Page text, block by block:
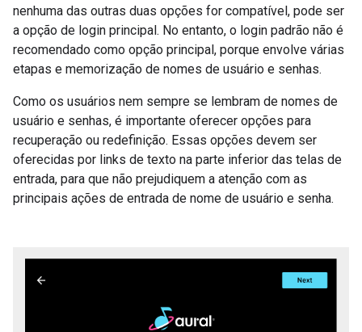
nenhuma das outras duas opções for compatível, pode ser
a opção de login principal. No entanto, o login padrão não é
recomendado como opção principal, porque envolve várias
etapas e memorização de nomes de usuário e senhas.
Como os usuários nem sempre se lembram de nomes de
usuário e senhas, é importante oferecer opções para
recuperação ou redefinição. Essas opções devem ser
oferecidas por links de texto na parte inferior das telas de
entrada, para que não prejudiquem a atenção com as
principais ações de entrada de nome de usuário e senha.